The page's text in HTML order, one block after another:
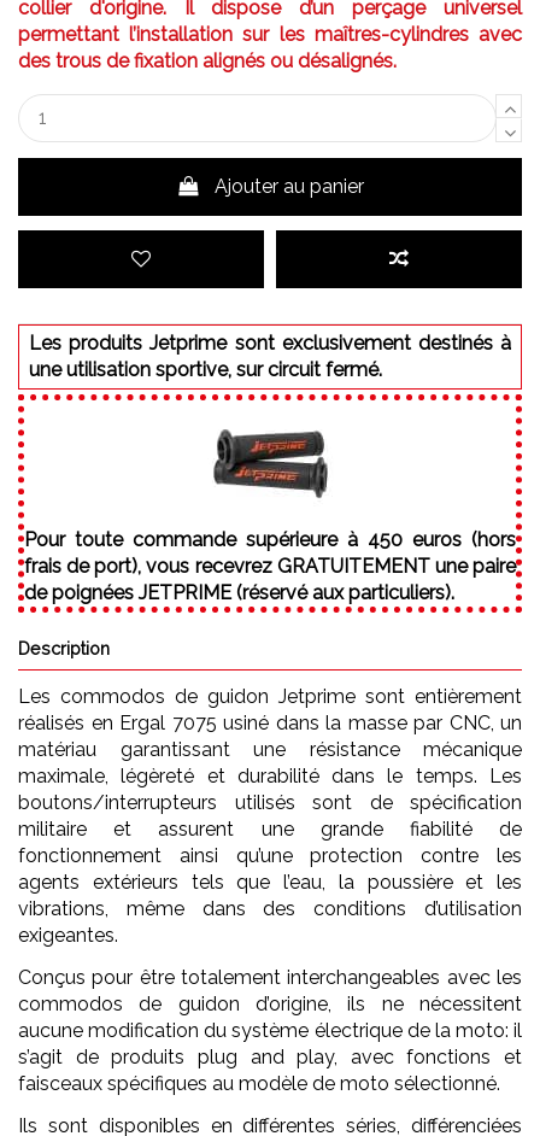
collier d'origine. Il dispose d’un perçage universel
permettant l’installation sur les maîtres-cylindres avec
des trous de fixation alignés ou désalignés.
Ajouter au panier
Les produits Jetprime sont exclusivement destinés à
une utilisation sportive, sur circuit fermé.
Pour toute commande supérieure à 450 euros (hors
frais de port), vous recevrez GRATUITEMENT une paire
de poignées JETPRIME (réservé aux particuliers).
Description
Les commodos de guidon Jetprime sont entièrement
réalisés en Ergal 7075 usiné dans la masse par CNC, un
matériau garantissant une résistance mécanique
maximale, légèreté et durabilité dans le temps. Les
boutons/interrupteurs utilisés sont de spécification
militaire et assurent une grande fiabilité de
fonctionnement ainsi qu’une protection contre les
agents extérieurs tels que l’eau, la poussière et les
vibrations, même dans des conditions d’utilisation
exigeantes.
Conçus pour être totalement interchangeables avec les
commodos de guidon d’origine, ils ne nécessitent
aucune modification du système électrique de la moto: il
s’agit de produits plug and play, avec fonctions et
faisceaux spécifiques au modèle de moto sélectionné.
Ils sont disponibles en différentes séries, différenciées